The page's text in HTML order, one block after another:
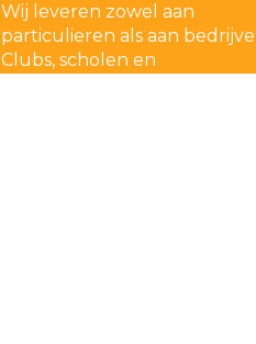
Wij leveren zowel aan
particulieren als aan
Clubs, scholen en